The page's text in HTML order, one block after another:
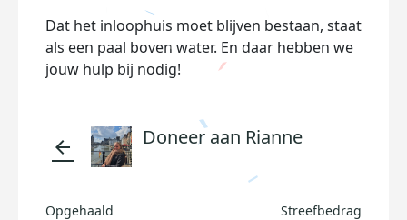
Dat het inloophuis moet blijven bestaan, staat
als een paal boven water. En daar hebben we
jouw hulp bij nodig!
arrow_back Doneer aan Rianne
Opgehaald Streefbedrag